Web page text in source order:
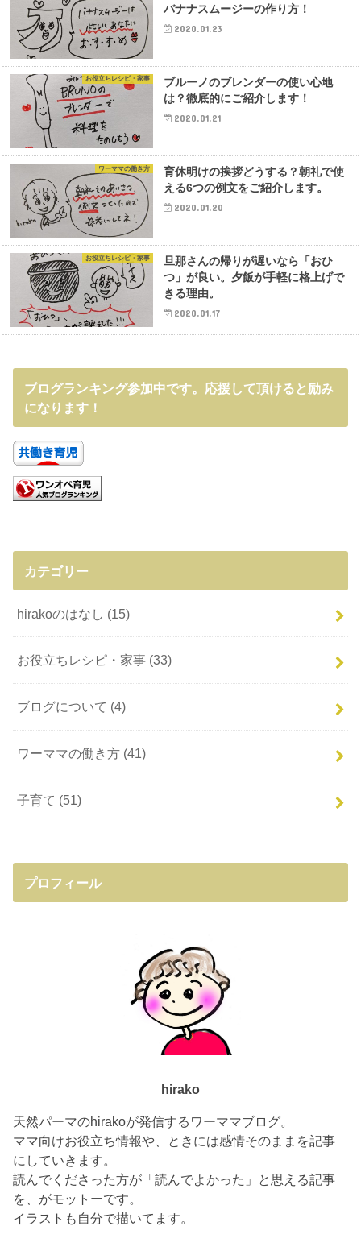
バナナスムージーの作り方！
2020.01.23
お役立ちレシピ・家事
ブルーノのブレンダーの使い心地
は？徹底的にご紹介します！
2020.01.21
ワーママの働き方
育休明けの挨拶どうする？朝礼で使
える6つの例文をご紹介します。
2020.01.20
お役立ちレシピ・家事
旦那さんの帰りが遅いなら「おひ
つ」が良い。夕飯が手軽に格上げで
きる理由。
2020.01.17
ブログランキング参加中です。応援して頂けると励み
になります！
カテゴリー
hirakoのはなし (15)
お役立ちレシピ・家事 (33)
ブログについて (4)
ワーママの働き方 (41)
子育て (51)
プロフィール
hirako
天然パーマのhirakoが発信するワーママブログ。
ママ向けお役立ち情報や、ときには感情そのままを記事
にしていきます。
読んでくださった方が「読んでよかった」と思える記事
を、がモットーです。
イラストも自分で描いてます。